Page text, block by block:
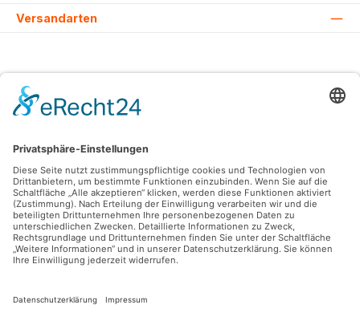
Versandarten
Alle Preise inkl. gesetzl. Mehrwertsteuer zzgl.
und ggf.
Nachnahmegebühren, wenn nicht anders angegeben.
© 2026 Lovehurts Bikes - Alle Rechte vorbehalten. Theme by